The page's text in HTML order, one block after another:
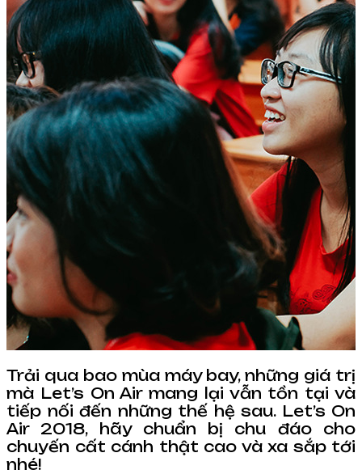
Trải qua bao mùa máy bay, những giá trị
mà Let’s On Air mang lại vẫn tồn tại và
tiếp nối đến những thế hệ sau. Let’s On
Air 2018, hãy chuẩn bị chu đáo cho
chuyến cất cánh thật cao và xa sắp tới
nhé!